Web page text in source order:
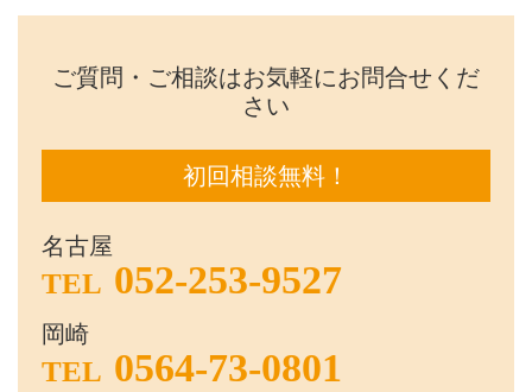
ご質問・ご相談はお気軽にお問合せくだ
さい
初回相談無料！
名古屋
TEL 052-253-9527
岡崎
TEL 0564-73-0801